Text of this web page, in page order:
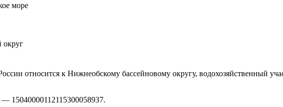
море
округ
относится к Нижнеобскому бассейновому округу, водохозяйственный
— 15040000112115300058937.